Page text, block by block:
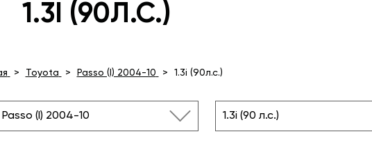
1.3I (90Л.С.)
Toyota Passo (I) 2004-10 1.3i (90л.с.)
Passo (I) 2004-10 1.3i (90 л.с.)